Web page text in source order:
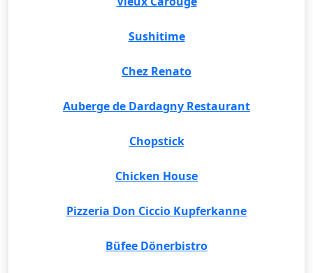
Sushitime
Chez Renato
Auberge de Dardagny Restaurant
Chopstick
Chicken House
Pizzeria Don Ciccio Kupferkanne
Büfee Dönerbistro